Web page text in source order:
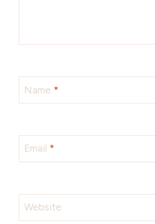
Name *
Email *
Website